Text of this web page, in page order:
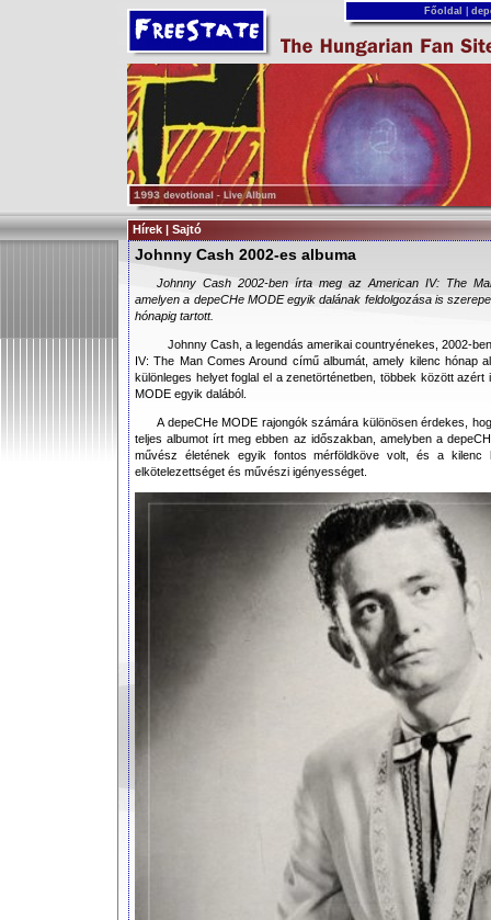
Főoldal
Hírek | Sajtó
Johnny Cash 2002-es albuma
Johnny Cash 2002-ben írta meg az American IV: The
amelyen a depeCHe MODE egyik dalának feldolgozása is
hónapig tartott.
Johnny Cash, a legendás amerikai countryénekes, 2002-
IV: The Man Comes Around című albumát, amely kilenc hónap
különleges helyet foglal el a zenetörténetben, többek között
MODE egyik dalából.
A depeCHe MODE rajongók számára különösen érdekes,
teljes albumot írt meg ebben az időszakban, amelyben a
művész életének egyik fontos mérföldköve volt, és a kilenc
elkötelezettséget és művészi igényességet.